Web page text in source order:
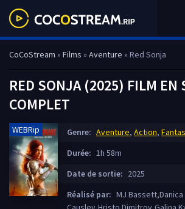
CoCoStream » Films » Aventure » Red Sonja
RED SONJA (2025) FILM EN
COMPLET
WEBRip Genre: Aventure, Action,
Durée: 1h 58m
Date de sortie: 2025
Réalisé par: MJ Bassett,Danica